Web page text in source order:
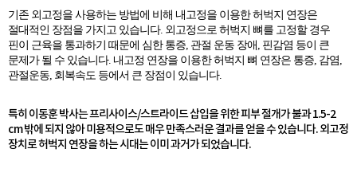
기존 외고정을 사용하는 방법에 비해 내고정을 이용한 허벅지 연장은
절대적인 장점을 가지고 있습니다. 외고정으로 허벅지 뼈를 고정할 경우
핀이 근육을 통과하기 때문에 심한 통증, 관절 운동 장애, 핀감염 등이 큰
문제가 될 수 있습니다. 내고정 연장을 이용한 허벅지 뼈 연장은 통증, 감염,
관절운동, 회복속도 등에서 큰 장점이 있습니다.
특히 이동훈 박사는 프리사이스/스트라이드 삽입을 위한 피부 절개가 불과 1.5-2
cm 밖에 되지 않아 미용적으로도 매우 만족스러운 결과를 얻을 수 있습니다. 외고정
장치로 허벅지 연장을 하는 시대는 이미 과거가 되었습니다.